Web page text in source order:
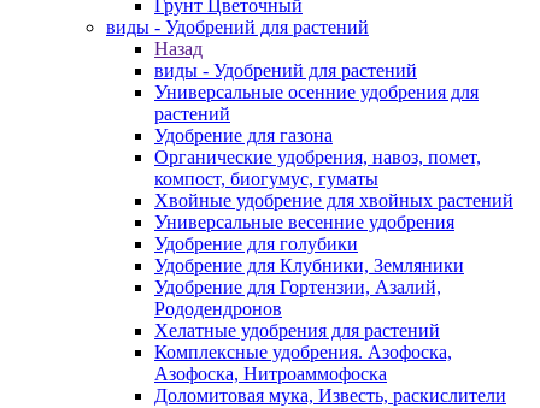
Грунт Цветочный
виды - Удобрений для растений
Назад
виды - Удобрений для растений
Универсальные осенние удобрения для
растений
Удобрение для газона
Органические удобрения, навоз, помет,
компост, биогумус, гуматы
Хвойные удобрение для хвойных растений
Универсальные весенние удобрения
Удобрение для голубики
Удобрение для Клубники, Земляники
Удобрение для Гортензии, Азалий,
Рододендронов
Хелатные удобрения для растений
Комплексные удобрения. Азофоска,
Азофоска, Нитроаммофоска
Доломитовая мука, Известь, раскислители